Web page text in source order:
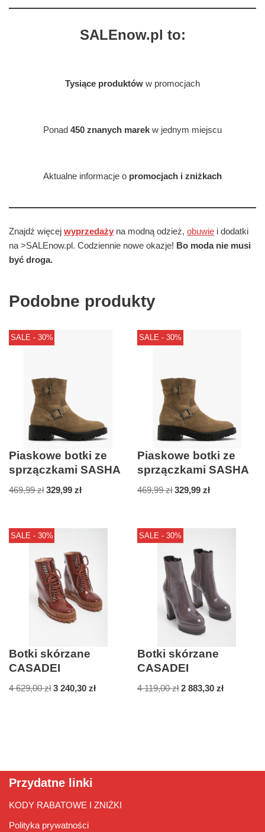
SALEnow.pl to:
Tysiące produktów w promocjach
Ponad 450 znanych marek w jednym miejscu
Aktualne informacje o promocjach i zniżkach
Znajdź więcej wyprzedaży na modną odzież, obuwie i dodatki
na >SALEnow.pl. Codziennie nowe okazje! Bo moda nie musi
być droga.
Podobne produkty
SALE - 30%
Piaskowe botki ze
sprzączkami SASHA
469,99zł 329,99 zł
SALE - 30%
Piaskowe botki ze
sprzączkami SASHA
469,99zł 329,99zł
SALE - 30%
Botki skórzane
CASADEI
4 629,00zł 3 240,30 zł
SALE - 30%
Botki skórzane
CASADEI
4 119,00zł 2 883,30zł
Przydatne linki
KODY RABATOWE I ZNIŻKI
Polityka prywatności